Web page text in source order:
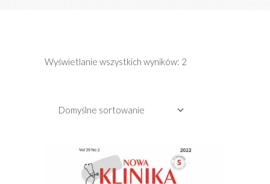
Wyświetlanie wszystkich wyników: 2
Domyślne sortowanie